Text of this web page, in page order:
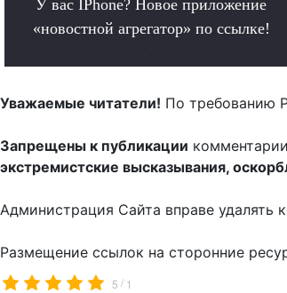
У вас IPhone? Новое приложение
«новостной агрегатор» по ссылке!
Уважаемые читатели! По требованию
Запрещены к публикации
экстремистские высказывания,
Администрация Сайта вправе удалять
Размещение ссылок на сторонние
5 / 1